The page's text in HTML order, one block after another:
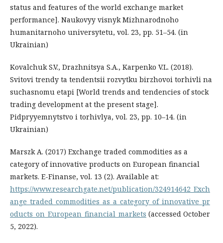
status and features of the world exchange market
performance]. Naukovyy visnyk Mizhnarodnoho
humanitarnoho universytetu, vol. 23, pp. 51–54. (in
Ukrainian)
Kovalchuk S.V., Drazhnitsya S.A., Karpenko V.L. (2018).
Svitovi trendy ta tendentsii rozvytku birzhovoi torhivli na
suchasnomu etapi [World trends and tendencies of stock
trading development at the present stage].
Pidpryyemnytstvo i torhivlya, vol. 23, pp. 10–14. (in
Ukrainian)
Marszk A. (2017) Exchange traded commodities as a
category of innovative products on European financial
markets. Е-Finanse, vol. 13 (2). Available at:
https://www.researchgate.net/publication/324914642_Exch
ange_traded_commodities_as_a_category_of_innovative_pr
oducts_on_European_financial_markets (accessed October
5, 2022).